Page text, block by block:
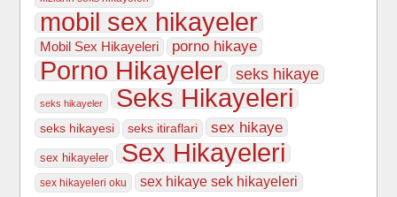
mobil sex hikayeler
Mobil Sex Hikayeleri porno hikaye
Porno Hikayeler seks hikaye
seks hikayeler Seks Hikayeleri
seks hikayesi seks itiraflari sex hikaye
sex hikayeler Sex Hikayeleri
sex hikayeleri oku sex hikaye sek hikayeleri